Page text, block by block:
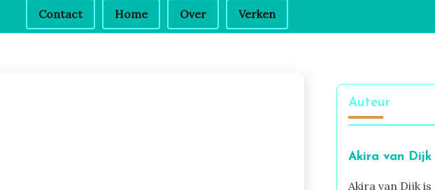
Contact Home Over
Verken
Auteur
Akira van Dijk
Akira van Dijk